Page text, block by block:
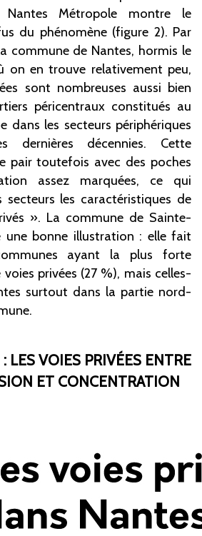
Métropole montre le
du phénomène (figure 2). Par
commune de Nantes, hormis le
on en trouve relativement peu,
sont nombreuses aussi bien
péricentraux constitués au
dans les secteurs périphériques
dernières décennies. Cette
pair toutefois avec des poches
assez marquées, ce qui
secteurs les caractéristiques de
». La commune de Sainte-
une bonne illustration : elle fait
ayant la plus forte
privées (27 %), mais celles-
surtout dans la partie nord-
LES VOIES PRIVÉES ENTRE
ET CONCENTRATION